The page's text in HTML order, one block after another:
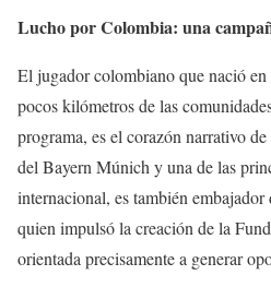
Lucho por Colombia: una
El jugador colombiano que nació
pocos kilómetros de las
programa, es el corazón narrativo
del Bayern Múnich y una de las
internacional, es también
quien impulsó la creación de la
orientada precisamente a generar